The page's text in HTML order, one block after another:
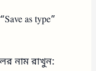
“Save as type”
নাম রাখুন: